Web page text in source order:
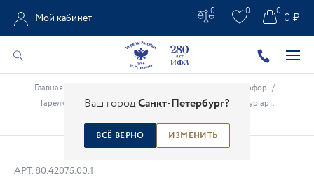
Ваш городСанкт-Петербург?
ВСЁ ВЕРНО ИЗМЕНИТЬ
Мой кабинет
0 0 0 ₽
0
Главная Рождественский и новогодний фарфор /
Тарелка глубокая 150 мм форма Восточная рисунок Азур арт.
АРТ. 80.42075.00.1